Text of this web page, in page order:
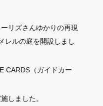
リズさんゆかりの再現
レルの庭を開設しまし
CARDS（ガイドカー
しました。